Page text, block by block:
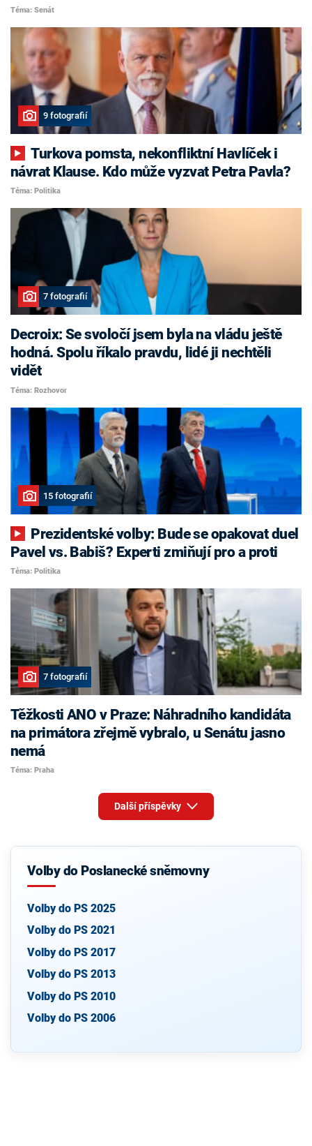
Téma: Senát
9 fotografií
Turkova pomsta, nekonfliktní Havlíček i
návrat Klause. Kdo může vyzvat Petra Pavla?
Téma: Politika
7 fotografií
Decroix: Se svoločí jsem byla na vládu ještě
hodná. Spolu říkalo pravdu, lidé ji nechtěli
vidět
Téma: Rozhovor
15 fotografií
Pavel vs. Babiš? Experti zmiňují pro a proti
Téma: Politika
7 fotografií
Těžkosti ANO v Praze: Náhradního kandidáta
na primátora zřejmě vybralo, u Senátu jasno
nemá
Téma: Praha
Další příspěvky
Volby do Poslanecké sněmovny
Volby do PS 2025
Volby do PS 2021
Volby do PS 2017
Volby do PS 2013
Volby do PS 2010
Volby do PS 2006